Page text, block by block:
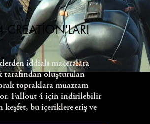
CREATION'LARI
iddialı maceralara
tarafından oluşturulan
topraklara muazzam
Fallout 4 için indirilebilir
keşfet, bu içeriklere eriş ve